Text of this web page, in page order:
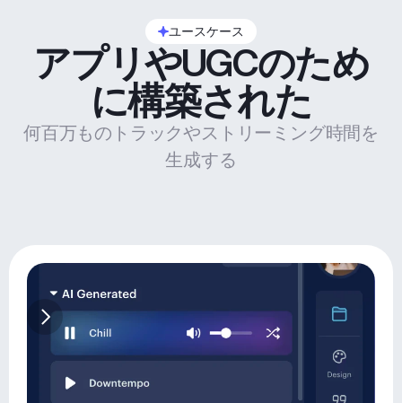
ユースケース
アプリやUGCのため
に構築された
何百万ものトラックやストリーミング時間を
生成する